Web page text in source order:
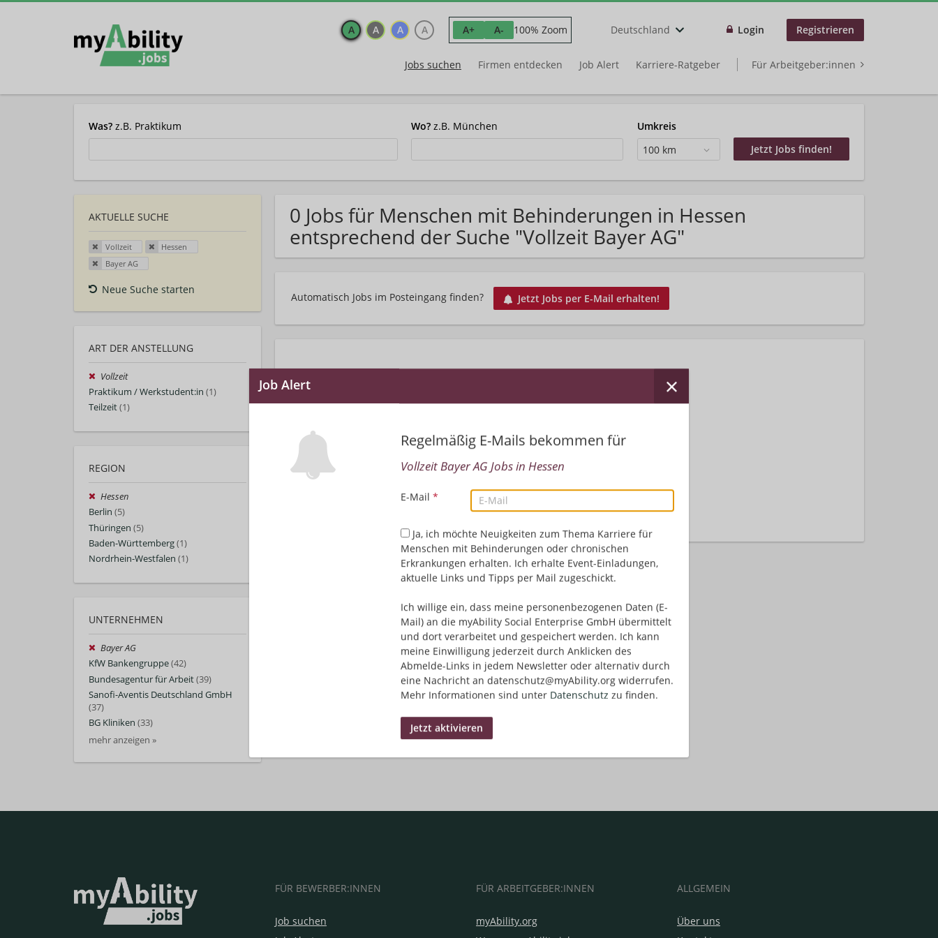
A A A A A+ A- 100% Zoom Deutschland Login Registrieren
Jobs suchen Firmen entdecken Job Alert Karriere-Ratgeber Für Arbeitgeber:innen
Was? z.B. Praktikum Wo? z.B. München
Umkreis
100 km
AKTUELLE SUCHE
Vollzeit
Hessen
Bayer AG
Neue Suche starten
ART DER ANSTELLUNG
Vollzeit
Praktikum / Werkstudent:in (1)
Teilzeit(1)
REGION
Hessen
Berlin (5)
Thüringen (5)
Baden-Württemberg(1)
Nordrhein-Westfalen (1)
UNTERNEHMEN
Bayer AG
KfW Bankengruppe(42)
Bundesagentur für Arbeit(39)
Sanofi-Aventis Deutschland GmbH
(37)
BG Kliniken (33)
mehr anzeigen »
0 Jobs für Menschen mit Behinderungen in Hessen
entsprechend der Suche "Vollzeit Bayer AG"
Automatisch Jobs im Posteingang finden? Jetzt Jobs per E-Mail erhalten!
Regelmäßig E-Mails bekommen für
Vollzeit Bayer AG Jobs in Hessen
E-Mail *
Ja, ich möchte Neuigkeiten zum Thema Karriere für
Menschen mit Behinderungen oder chronischen
Erkrankungen erhalten. Ich erhalte Event-Einladungen,
aktuelle Links und Tipps per Mail zugeschickt.
Ich willige ein, dass meine personenbezogenen Daten (E-
Mail) an die myAbility Social Enterprise GmbH übermittelt
und dort verarbeitet und gespeichert werden. Ich kann
meine Einwilligung jederzeit durch Anklicken des
Abmelde-Links in jedem Newsletter oder alternativ durch
eine Nachricht an datenschutz@myAbility.org widerrufen.
Mehr Informationen sind unter Datenschutz zu finden.
Neue Suche starten
FÜR BEWERBER:INNEN
Job suchen
FÜR ARBEITGEBER:INNEN
myAbility.org
ALLGEMEIN
Über uns